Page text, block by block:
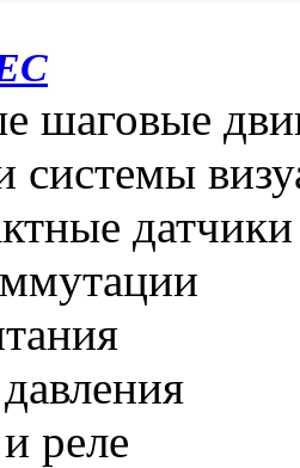
шаговые
системы
датчики
реле